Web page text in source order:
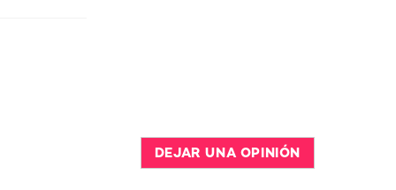
DEJAR UNA OPINIÓN